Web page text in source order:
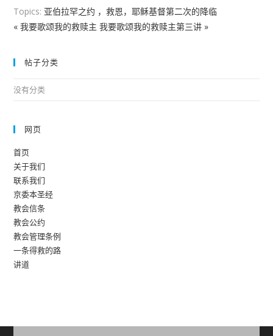
Topics: 亚伯拉罕之约 ，救恩，耶稣基督第二次的降临
« 我要歌颂我的救赎主 我要歌颂我的救赎主第三讲 »
帖子分类
没有分类
网页
首页
关于我们
联系我们
京委本圣经
教会信条
教会公约
教会管理条例
一条得救的路
讲道